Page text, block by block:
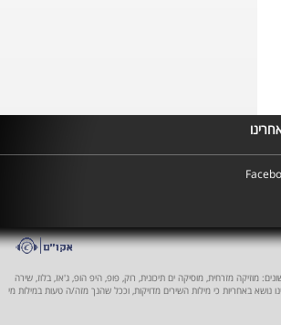
מוזיקה מזרחית, מוסיקה ים תיכונית, רוק, פופ, היפ הופ, ג'אז, בלוז, שירה
נושא באחריות כי מילות השירים מדויקות, וככל שהנך מזה/ה טעות במילות מי